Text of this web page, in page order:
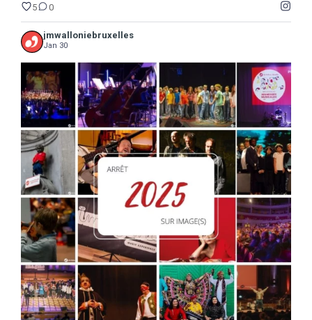
5 0
jmwalloniebruxelles
Jan 30
2025 Une année de découvertes, d`étonnements, ...